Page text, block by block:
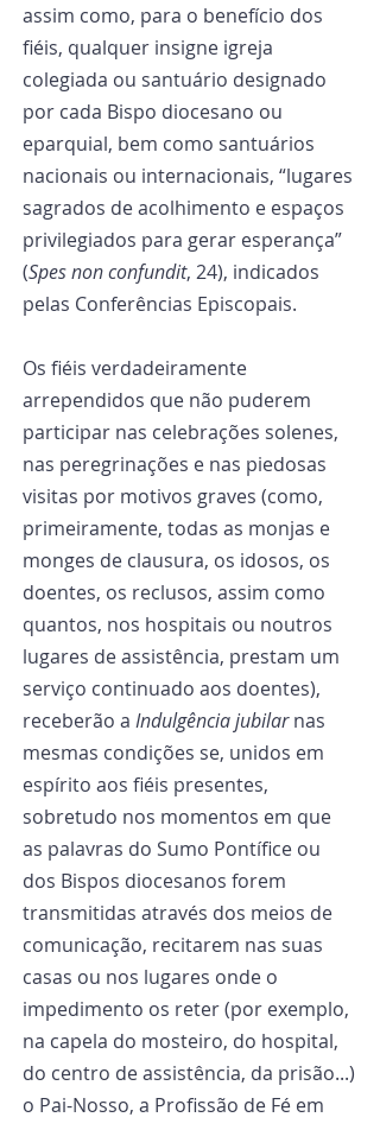
assim como, para o benefício dos
fiéis, qualquer insigne igreja
colegiada ou santuário designado
por cada Bispo diocesano ou
eparquial, bem como santuários
nacionais ou internacionais, “lugares
sagrados de acolhimento e espaços
privilegiados para gerar esperança”
(Spes non confundit, 24), indicados
pelas Conferências Episcopais.
Os fiéis verdadeiramente
arrependidos que não puderem
participar nas celebrações solenes,
nas peregrinações e nas piedosas
visitas por motivos graves (como,
primeiramente, todas as monjas e
monges de clausura, os idosos, os
doentes, os reclusos, assim como
quantos, nos hospitais ou noutros
lugares de assistência, prestam um
serviço continuado aos doentes),
receberão a Indulgência jubilar nas
mesmas condições se, unidos em
espírito aos fiéis presentes,
sobretudo nos momentos em que
as palavras do Sumo Pontífice ou
dos Bispos diocesanos forem
transmitidas através dos meios de
comunicação, recitarem nas suas
casas ou nos lugares onde o
impedimento os reter (por exemplo,
na capela do mosteiro, do hospital,
do centro de assistência, da prisão...)
o Pai-Nosso, a Profissão de Fé em